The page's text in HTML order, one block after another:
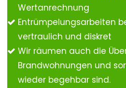
Wertanrechnung
Entrümpelungsarbeiten
vertraulich und diskret
Wir räumen auch die
Brandwohnungen und
wieder begehbar sind.